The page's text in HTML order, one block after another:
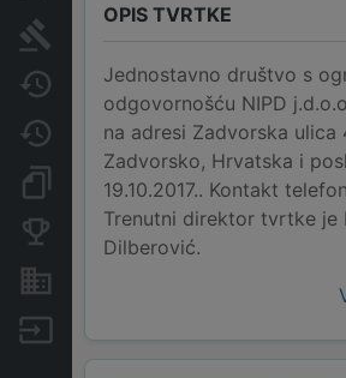
Javne nabavke
Promjene
Dokumenti i objave
Konkurentske tvrtke
OPIS TVRTKE
Jednostavno društvo s
odgovornošću NIPD
na adresi Zadvorska ulica
Zadvorsko, Hrvatska i
19.10.2017.. Kontakt
Trenutni direktor tvrtke je
Dilberović.